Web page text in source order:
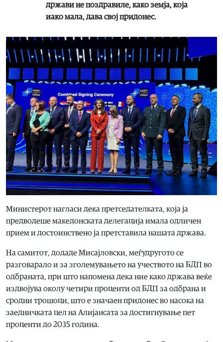
држави не поздравиле, како земја, која
иако мала, дава свој придонес.
Министерот нагласи дека претседателката, која ја
предводеше македонската делегација имала одличен
прием и достоинствено ја претставила нашата држава.
На самитот, додаде Мисајловски, меѓудругото се
разговарало и за зголемувањето на учеството на БДП во
одбраната, при што напомена дека ние како држава веќе
издвојува околу четири проценти од БДП за одбрана и
сродни трошоци, што е значаен придонес во насока на
заедничката цел на Алијансата за достигнување пет
проценти до 2035 година.